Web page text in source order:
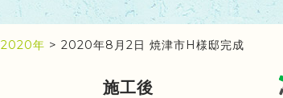
2020年 > 2020年8月2日 焼津市H様邸完成
施工後